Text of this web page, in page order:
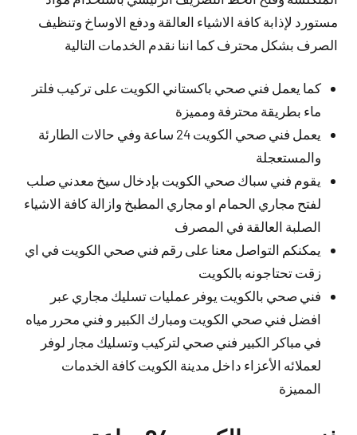
مستورد لإذابة كافة الاشياء العالقة ودفع الاوساخ وتنظيف
الصرف بشكل محترف كما اننا نقدم الخدمات التالية
كما يعمل فني صحي باكستاني الكويت على تركيب فلتر
ماء بطريقة محترفة ومميزة
يعمل فني صحي الكويت 24 ساعة وفي حالات الطارئة
والمستعجلة
يقوم فني سباك صحي الكويت بإدخال سيخ معدني صلب
لفتح مجاري الحمام او مجاري المطبخ وازالة كافة الاشياء
الصلبة العالقة في المصرف
يمكنكم التواصل معنا على رقم فني صحي الكويت في اي
زقت تحتاجونه بالكويت
فني صحي بالكويت يوفر عمليات تسليك مجاري عبر
افضل فني صحي الكويت ومبارك الكبير و فني محرر مياه
في مباكر الكبير فني صحي لتركيب وتسليك مجار لوفر
لعملائه الأعزاء داخل مدينة الكويت كافة الخدمات
المميزة